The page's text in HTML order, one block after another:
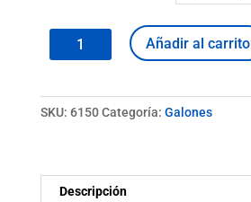
Galón
Añadir al carrito
SKU: 6150 Categoría: Galones
Descripción